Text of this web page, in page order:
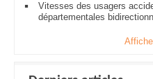
Vitesses des usagers
départementales